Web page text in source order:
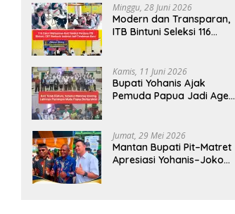
Minggu, 28 Juni 2026
Modern dan Transparan,
ITB Bintuni Seleksi 116
Kamis, 11 Juni 2026
Bupati Yohanis Ajak
Pemuda Papua Jadi Agen
Jumat, 29 Mei 2026
Mantan Bupati Pit–Matret
Apresiasi Yohanis–Joko